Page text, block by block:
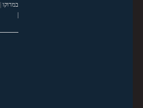
במרוקו|
|